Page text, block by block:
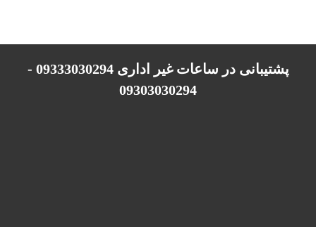
پشتیبانی در ساعات غیر اداری 09333030294 -
09303030294